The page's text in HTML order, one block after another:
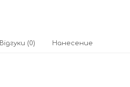
Відгуки (0) Нанесение